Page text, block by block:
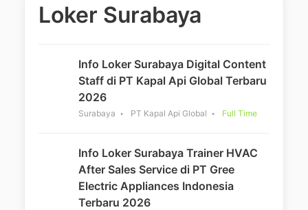
Loker Surabaya
Info Loker Surabaya Digital Content
Staff di PT Kapal Api Global Terbaru
2026
Surabaya PT Kapal Api Global Full Time
Info Loker Surabaya Trainer HVAC
After Sales Service di PT Gree
Electric Appliances Indonesia
Terbaru 2026